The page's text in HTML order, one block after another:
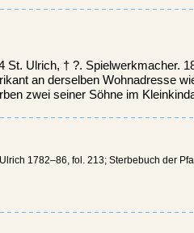
St. Ulrich, † ?. Spielwerkmacher.
an derselben Wohnadresse
zwei seiner Söhne im
1782–86, fol. 213; Sterbebuch der